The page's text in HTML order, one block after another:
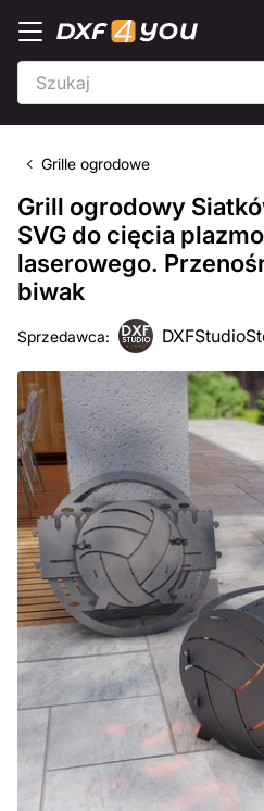
Grille ogrodowe
Grill ogrodowy
SVG do cięcia
laserowego.
biwak
Sprzedawca: